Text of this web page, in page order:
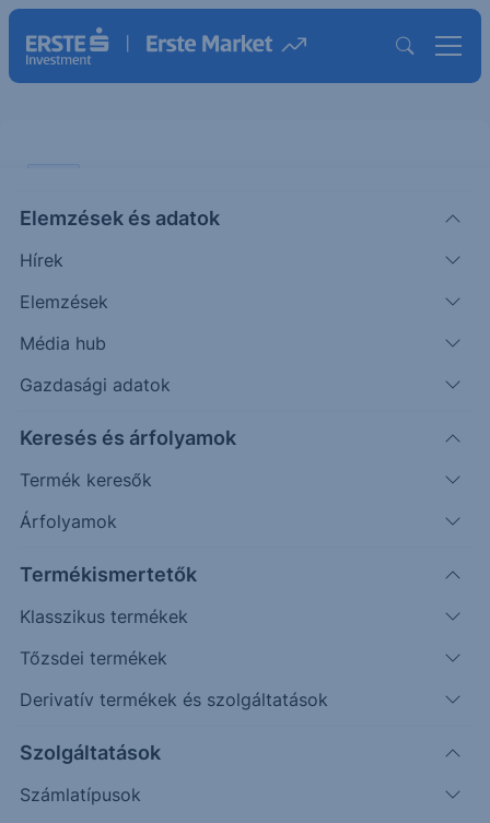
Elemzések és adatok
Hírek
Elemzések
Média hub
Gazdasági adatok
Keresés és árfolyamok
Termék keresők
Árfolyamok
Termékismertetők
Klasszikus termékek
Tőzsdei termékek
Derivatív termékek és szolgáltatások
Szolgáltatások
Számlatípusok
körülmények között - Erste World
webinárium
VIDEÓ
|2023. február 28. 17:42
2023. február 23. Erste World webinárium. Az
Amundi Alapkezelő Zrt. szakértőivel
hozamtermelésről.